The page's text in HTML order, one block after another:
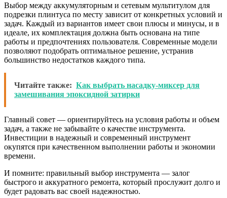
Выбор между аккумуляторным и сетевым мультитулом для
подрезки плинтуса по месту зависит от конкретных условий и
задач. Каждый из вариантов имеет свои плюсы и минусы, и в
идеале, их комплектация должна быть основана на типе
работы и предпочтениях пользователя. Современные модели
позволяют подобрать оптимальное решение, устранив
большинство недостатков каждого типа.
Читайте также: Как выбрать насадку-миксер для
замешивания эпоксидной затирки
Главный совет — ориентируйтесь на условия работы и объем
задач, а также не забывайте о качестве инструмента.
Инвестиции в надежный и современный инструмент
окупятся при качественном выполнении работы и экономии
времени.
И помните: правильный выбор инструмента — залог
быстрого и аккуратного ремонта, который прослужит долго и
будет радовать вас своей надежностью.